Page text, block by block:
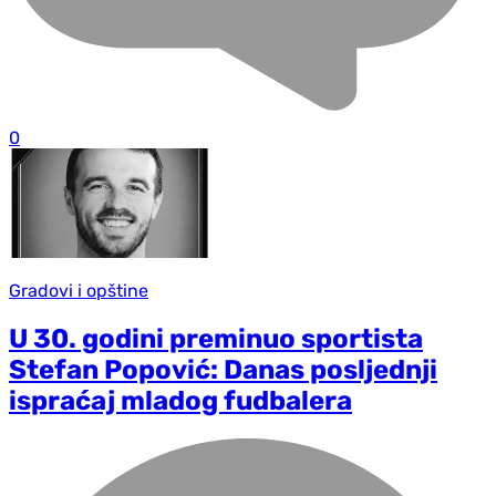
0
Gradovi i opštine
U 30. godini preminuo sportista
Stefan Popović: Danas posljednji
ispraćaj mladog fudbalera